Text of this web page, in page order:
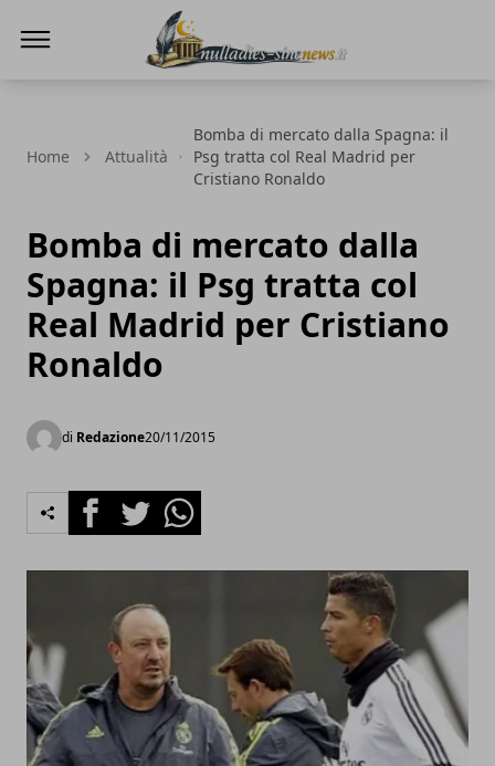
Home Attualità
Bomba di mercato dalla Spagna: il
Psg tratta col Real Madrid per
Cristiano Ronaldo
Bomba di mercato dalla
Spagna: il Psg tratta col
Real Madrid per Cristiano
Ronaldo
di Redazione20/11/2015
FacebookTwitterWhatsapp